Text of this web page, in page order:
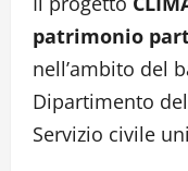
patrimonio
nell’ambito del
Dipartimento
Servizio civile